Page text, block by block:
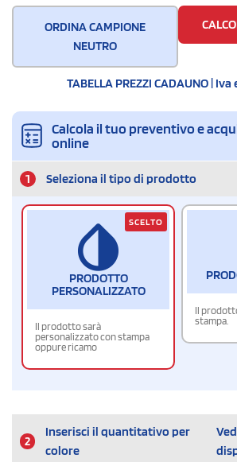
100
ORDINA CAMPIONE
NEUTRO
TABELLA PREZZI CADAUNO | Iva
Calcola il tuo preventivo e
online
1 Seleziona il tipo di prodotto
PRODOTTO
PERSONALIZZATO
Il prodotto sarà
personalizzato con stampa
oppure ricamo
SCELTO
Il
stampa.
2
Inserisci il quantitativo per
colore